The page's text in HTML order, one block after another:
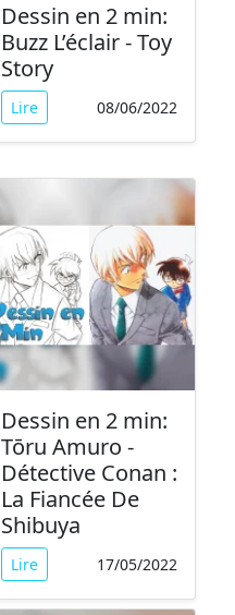
Dessin en 2 min:
Buzz L’éclair - Toy
Story
Lire 08/06/2022
Dessin en 2 min:
Tōru Amuro -
Détective Conan :
La Fiancée De
Shibuya
Lire 17/05/2022